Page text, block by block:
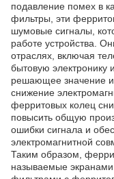
подавление помех в
фильтры, эти
шумовые сигналы,
работе устройства.
отраслях, включая
бытовую
решающее значение
снижение
ферритовых колец
повысить общую
ошибки сигнала и
электромагнитной
Таким образом,
называемые